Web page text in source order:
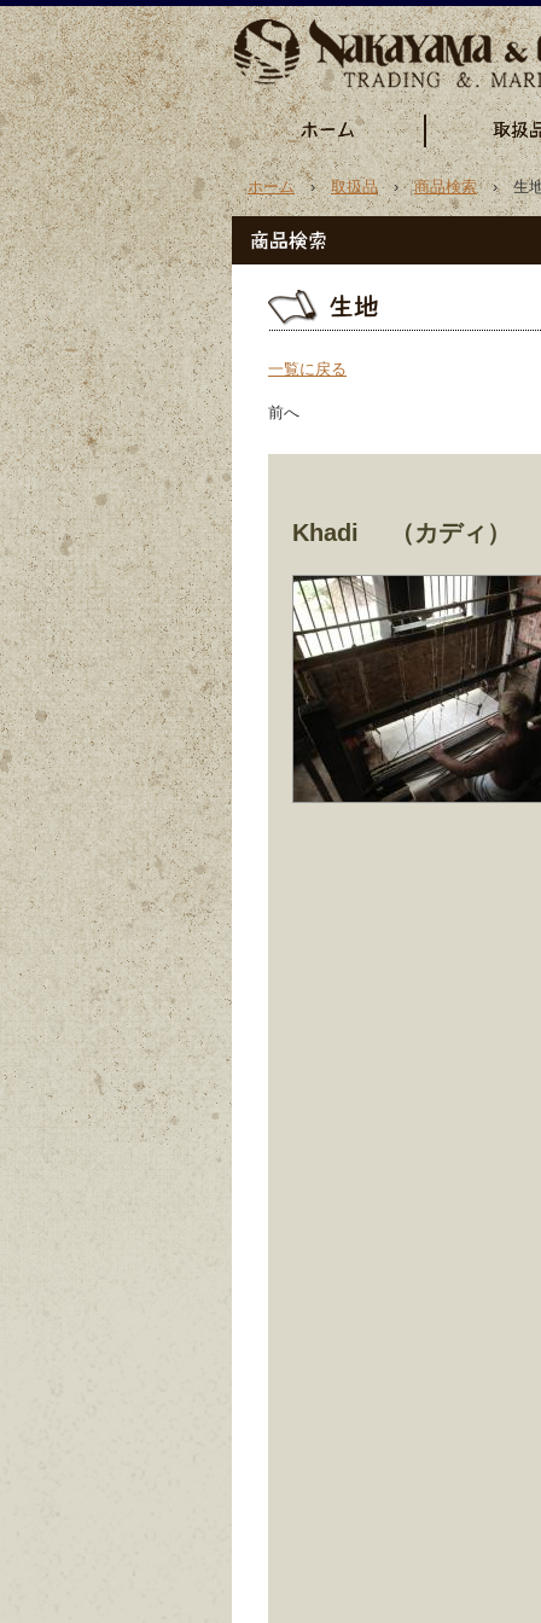
ホーム›取扱品›商品検索› 生
一覧に戻る
前へ
Khadi （カディ）